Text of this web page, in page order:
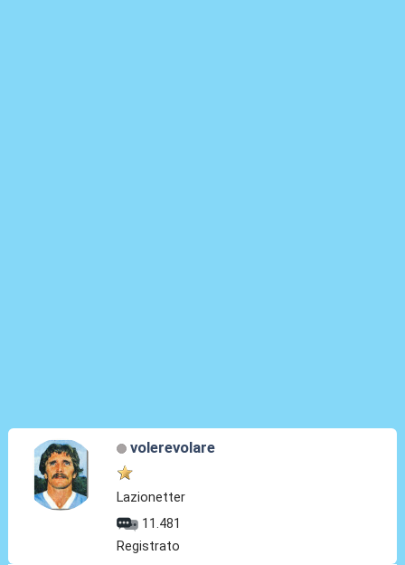
volerevolare
Lazionetter
11.481
Registrato